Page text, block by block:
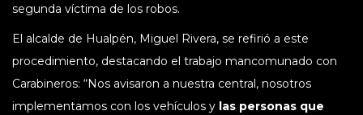
segunda víctima de los robos.
El alcalde de Hualpén, Miguel Rivera, se refirió a este
procedimiento, destacando el trabajo mancomunado con
Carabineros: “Nos avisaron a nuestra central, nosotros
implementamos con los vehículos y las personas que